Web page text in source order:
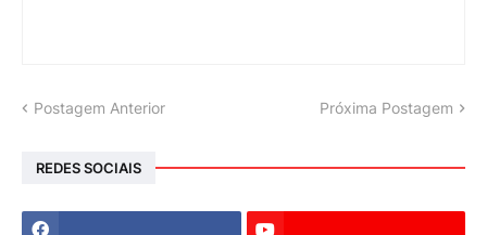
Postagem Anterior Próxima Postagem
REDES SOCIAIS